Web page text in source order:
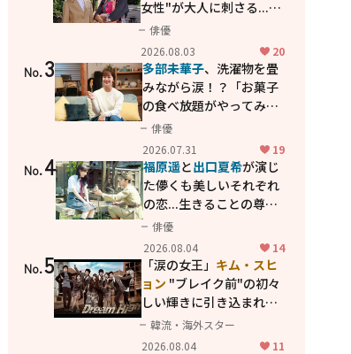
女性"が大人に刺さる...映
画「かもめ食堂」にも通
じる静かな芝居
俳優
2026.08.03
20
No.3 多部未華子、洗濯物を畳
みながら涙！？「お菓子
の食べ放題がやってみた
い」ハンディファン4台の
暑さ対策も明かす
俳優
2026.07.31
19
No.4 福原遥と出口夏希が演じ
た儚くも美しいそれぞれ
の恋...生きることの尊さ
を教えてくれた映画「あ
の花が咲く丘で、君とま
た出会えたら。」
俳優
2026.08.04
14
No.5 「涙の女王」 キム・スヒ
ョン "ブレイク前"の初々
しい輝きに引き込まれ
る...2PM テギョン
共演の青春名作「ドリー
韓流・海外スター
2026.08.04
11